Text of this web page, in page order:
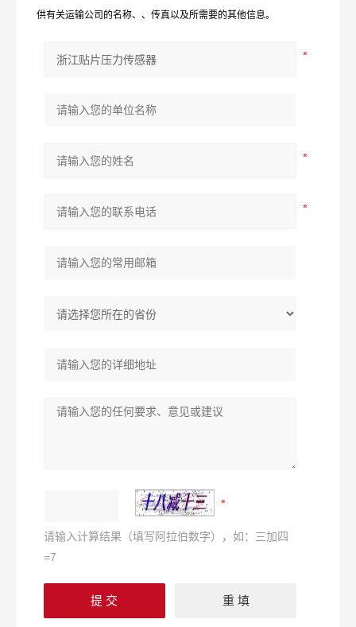
供有关运输公司的名称、、传真以及所需要的其他信息。
请输入计算结果（填写阿拉伯数字），如：三加四
=7